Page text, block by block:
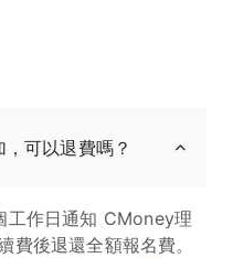
可以退費嗎？
工作日通知 CMoney理
費後退還全額報名費。